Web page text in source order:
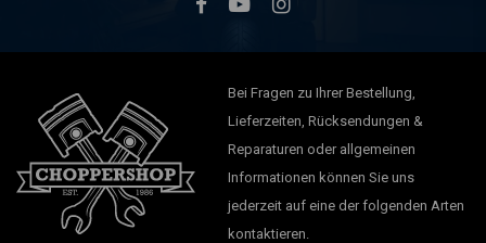
Bei Fragen zu Ihrer Bestellung,
Lieferzeiten, Rücksendungen &
Reparaturen oder allgemeinen
Informationen können Sie uns
jederzeit auf eine der folgenden Arten
kontaktieren.